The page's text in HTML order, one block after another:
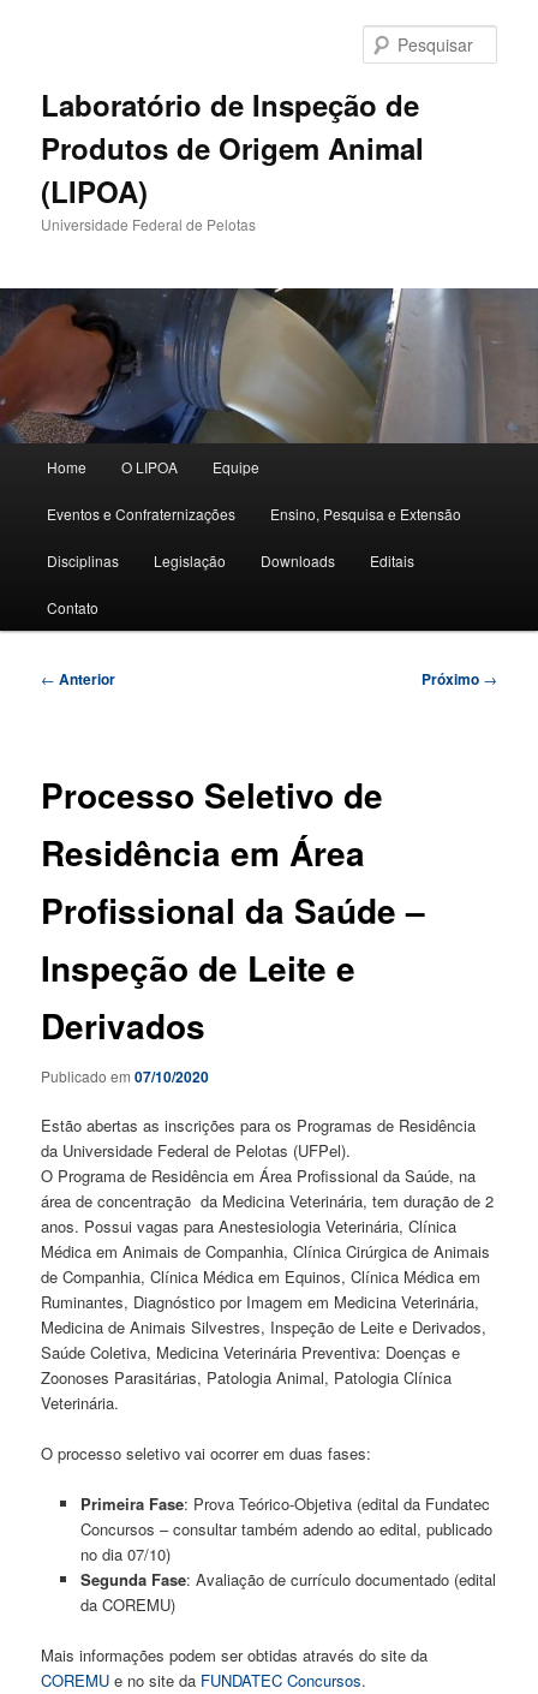
principalLaboratório de Inspeção de
Produtos de Origem Animal
(LIPOA)
Universidade Federal de Pelotas
principal
Home O LIPOA Equipe
Eventos e Confraternizações Ensino, Pesquisa e Extensão
Disciplinas Legislação Downloads Editais
Contato
Navegação
← Anterior Próximo →
Processo Seletivo de
Residência em Área
Profissional da Saúde –
Inspeção de Leite e
Derivados
Publicado em07/10/2020
Estão abertas as inscrições para os Programas de Residência
da Universidade Federal de Pelotas (UFPel).
O Programa de Residência em Área Profissional da Saúde, na
área de concentração da Medicina Veterinária, tem duração de 2
anos. Possui vagas para Anestesiologia Veterinária, Clínica
Médica em Animais de Companhia, Clínica Cirúrgica de Animais
de Companhia, Clínica Médica em Equinos, Clínica Médica em
Ruminantes, Diagnóstico por Imagem em Medicina Veterinária,
Medicina de Animais Silvestres, Inspeção de Leite e Derivados,
Saúde Coletiva, Medicina Veterinária Preventiva: Doenças e
Zoonoses Parasitárias, Patologia Animal, Patologia Clínica
Veterinária.
O processo seletivo vai ocorrer em duas fases:
Primeira Fase: Prova Teórico-Objetiva (edital da Fundatec
Concursos – consultar também adendo ao edital, publicado
no dia 07/10)
Segunda Fase: Avaliação de currículo documentado (edital
da COREMU)
Mais informações podem ser obtidas através do site da
COREMU e no site da FUNDATEC Concursos.